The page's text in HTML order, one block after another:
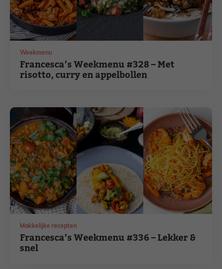
Weekmenu
Francesca’s Weekmenu #328 – Met
risotto, curry en appelbollen
Makkelijke recepten
Francesca’s Weekmenu #336 – Lekker &
snel